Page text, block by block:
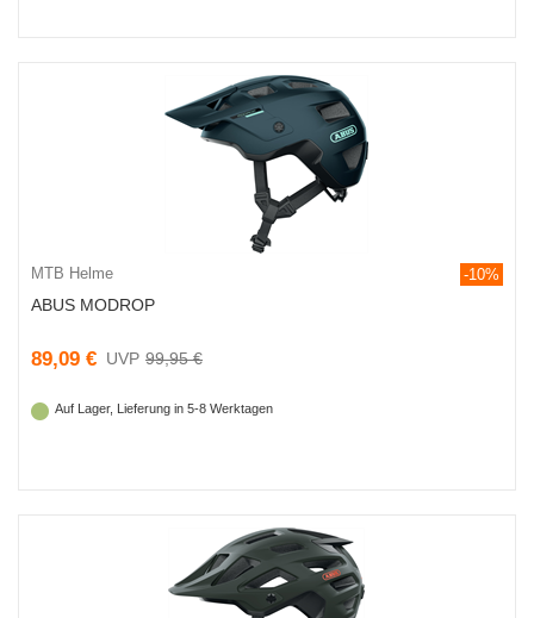
MTB Helme -10%
ABUS MODROP
89,09 € 99,95 €
Auf Lager, Lieferung in 5-8 Werktagen